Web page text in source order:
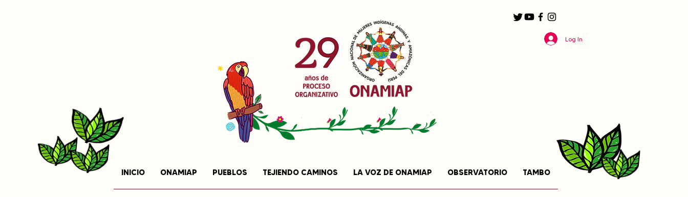
INICIO ONAMIAP PUEBLOS TEJIENDO CAMINOS LA VOZ DE ONAMIAP OBSERVATORIO TAMBO
Log In